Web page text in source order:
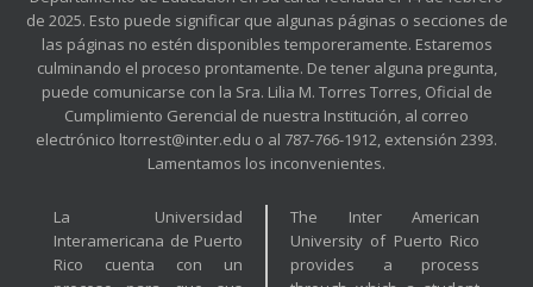
de 2025. Esto puede significar que algunas páginas o secciones de
las páginas no estén disponibles temporeramente. Estaremos
culminando el proceso prontamente. De tener alguna pregunta,
puede comunicarse con la Sra. Lilia M. Torres Torres, Oficial de
Cumplimiento Gerencial de nuestra Institución, al correo
electrónico ltorrest@inter.edu o al 787-766-1912, extensión 2393.
Lamentamos los inconvenientes.
La Universidad
Interamericana de Puerto
Rico cuenta con un
The Inter American
University of Puerto Rico
provides a process